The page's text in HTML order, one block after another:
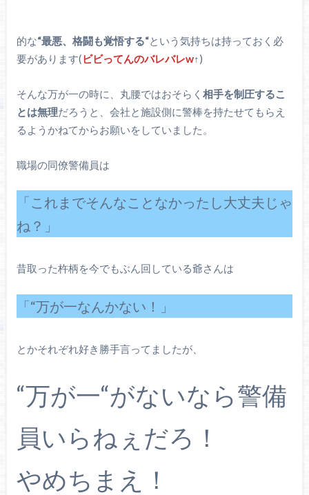
的な“最悪、格闘も覚悟する“という気持ちは持っておく必
要があります(ビビってんのバレバレw↑)
そんな万が一の時に、丸腰ではおそらく 相手を制圧するこ
とは無理だろうと、会社と施設側に警棒を持たせてもらえ
るようかねてからお願いをしていました。
職場の同僚警備員は
「これまでそんなことなかったし大丈夫じゃ
ね？」
昔取った杵柄を今でもぶん回している爺さんは
「“万が一なんかない！」
とかそれぞれ好き勝手言ってましたが、
“万が一“がないなら警備
員いらねぇだろ！
やめちまえ！